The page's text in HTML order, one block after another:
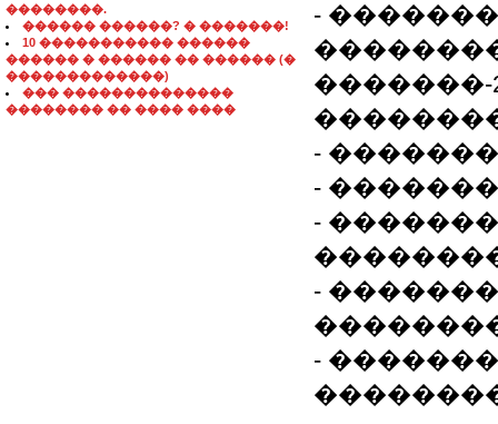
��������.
������ ������? � �������!
10 ����������� ������
������ � ������ �� ������ (�
�������������)
��� ��������������
�������� �� ���� ����
-
�������-
-
-
-
-
-